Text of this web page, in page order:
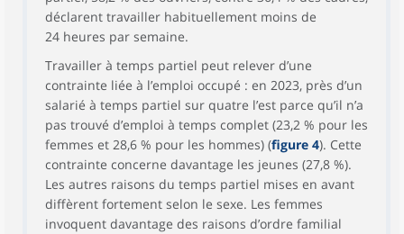
déclarent travailler habituellement moins de
24 heures par semaine.
Travailler à temps partiel peut relever d’une
contrainte liée à l’emploi occupé : en 2023, près d’un
salarié à temps partiel sur quatre l’est parce qu’il n’a
pas trouvé d’emploi à temps complet (23,2 % pour les
femmes et 28,6 % pour les hommes) (figure 4). Cette
contrainte concerne davantage les jeunes (27,8 %).
Les autres raisons du temps partiel mises en avant
diffèrent fortement selon le sexe. Les femmes
invoquent davantage des raisons d’ordre familial